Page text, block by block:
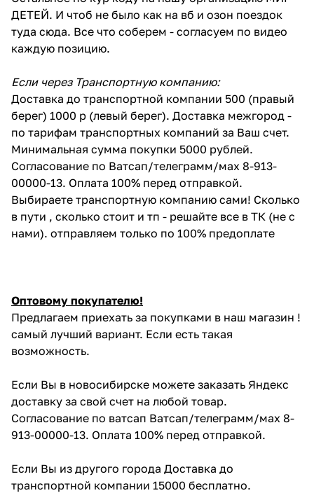
ДЕТЕЙ. И чтоб не было как на вб и озон поездок
туда сюда. Все что соберем - согласуем по видео
каждую позицию.
Если через Транспортную компанию:
Доставка до транспортной компании 500 (правый
берег) 1000 р (левый берег). Доставка межгород -
по тарифам транспортных компаний за Ваш счет.
Минимальная сумма покупки 5000 рублей.
Согласование по Ватсап/телеграмм/мах 8-913-
00000-13. Оплата 100% перед отправкой.
Выбираете транспортную компанию сами! Сколько
в пути , сколько стоит и тп - решайте все в ТК (не с
нами). отправляем только по 100% предоплате
Оптовому покупателю!
Предлагаем приехать за покупками в наш магазин !
самый лучший вариант. Если есть такая
возможность.
Если Вы в новосибирске можете заказать Яндекс
доставку за свой счет на любой товар.
Согласование по ватсап Ватсап/телеграмм/мах 8-
913-00000-13. Оплата 100% перед отправкой.
Если Вы из другого города Доставка до
транспортной компании 15000 бесплатно.